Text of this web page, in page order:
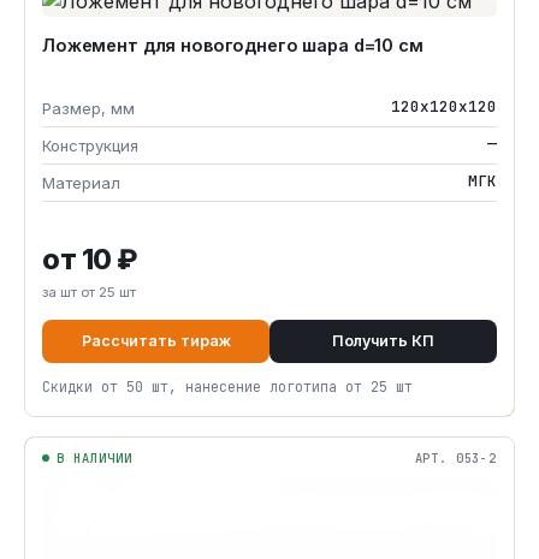
Ложемент для новогоднего шара d=10 см
Размер, мм 120х120х120
Конструкция —
Материал МГК
от 10 ₽
за шт от 25 шт
Рассчитать тираж Получить КП
Скидки от 50 шт, нанесение логотипа от 25 шт
В НАЛИЧИИ АРТ. 053-2